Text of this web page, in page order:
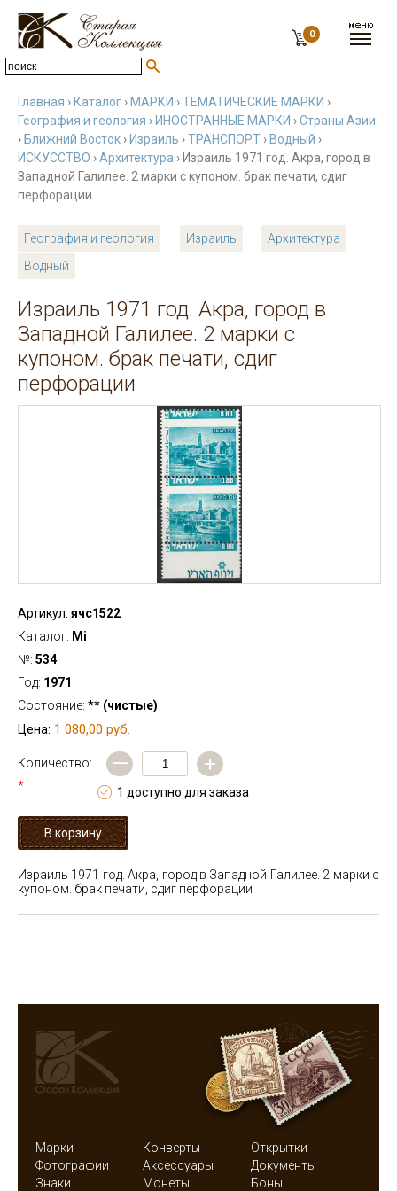
0
Главная › Каталог › МАРКИ ›ТЕМАТИЧЕСКИЕ МАРКИ ›
География и геология › ИНОСТРАННЫЕ МАРКИ ›Страны Азии
› Ближний Восток › Израиль ›ТРАНСПОРТ › Водный ›
ИСКУССТВО ›Архитектура › Израиль 1971 год. Акра, город в
Западной Галилее. 2 марки с купоном. брак печати, сдиг
перфорации
География и геология Израиль
Архитектура
Водный
Израиль 1971 год. Акра, город в
Западной Галилее. 2 марки с
купоном. брак печати, сдиг
перфорации
Артикул: ячс1522
Каталог: Mi
№: 534
Год: 1971
Состояние: ** (чистые)
Цена: 1 080,00 руб.
Количество:
*
— +
1 доступно для заказа
Израиль 1971 год. Акра, город в Западной Галилее. 2 марки с
купоном. брак печати, сдиг перфорации
Марки Конверты
Открытки
Фотографии
Аксессуары
Документы
Знаки
Монеты Боны